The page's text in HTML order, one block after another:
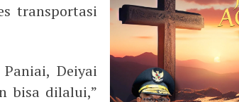
transportasi
Deiyai
bisa dilalui,”